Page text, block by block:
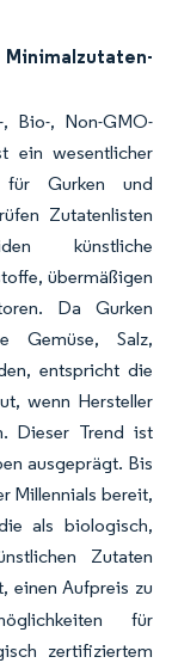
, Bio-, Non-GMO-
ein wesentlicher
für Gurken und
Zutatenlisten
künstliche
übermäßigen
Da Gurken
Gemüse, Salz,
entspricht die
wenn Hersteller
Dieser Trend ist
ausgeprägt. Bis
Millennials bereit,
als biologisch,
Zutaten
einen Aufpreis zu
für
zertifiziertem